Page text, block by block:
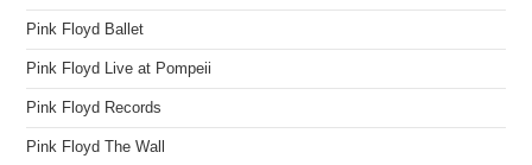
Pink Floyd Ballet
Pink Floyd Live at Pompeii
Pink Floyd Records
Pink Floyd The Wall